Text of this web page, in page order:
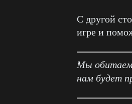
С другой
игре и
Мы
нам будет